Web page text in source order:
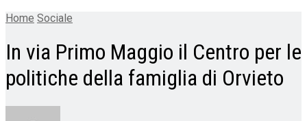
Home Sociale
In via Primo Maggio il Centro per le
politiche della famiglia di Orvieto